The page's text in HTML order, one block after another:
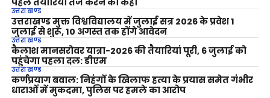
पहले तैयारियां तेज करने को कहा
उत्तराखण्ड
उत्तराखण्ड मुक्त विश्वविद्यालय में जुलाई सत्र 2026 के प्रवेश 1
जुलाई से शुरू, 10 अगस्त तक होंगे आवेदन
उत्तराखण्ड
कैलाश मानसरोवर यात्रा-2026 की तैयारियां पूरी, 6 जुलाई को
पहुंचेगा पहला दल: डीएम
उत्तराखण्ड
कर्णप्रयाग बवाल: निहंगों के खिलाफ हत्या के प्रयास समेत गंभीर
धाराओं में मुकदमा, पुलिस पर हमले का आरोप